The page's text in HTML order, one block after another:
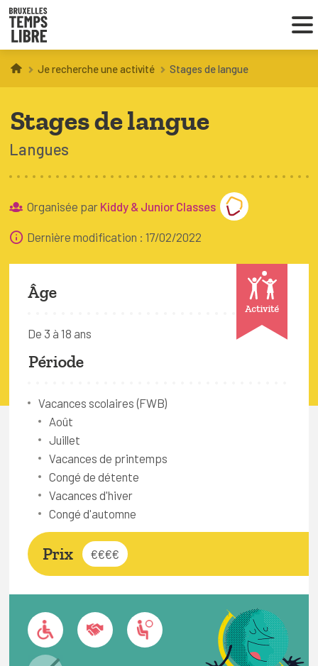
Infos parents
Droit au loisir
Coordinations ATL
VOUS CHERCHEZ DES ACTIVITÉS
À BRUXELLES
Trouver une activité
Connexion
Je recherche une activité Stages de langue
Stages de langue
Langues
Organisée par Kiddy & Junior Classes
Dernière modification : 17/02/2022
Activité
Âge
De 3 à 18 ans
Période
Vacances scolaires (FWB)
Août
Juillet
Vacances de printemps
Congé de détente
Vacances d'hiver
Congé d'automne
Prix €€€€